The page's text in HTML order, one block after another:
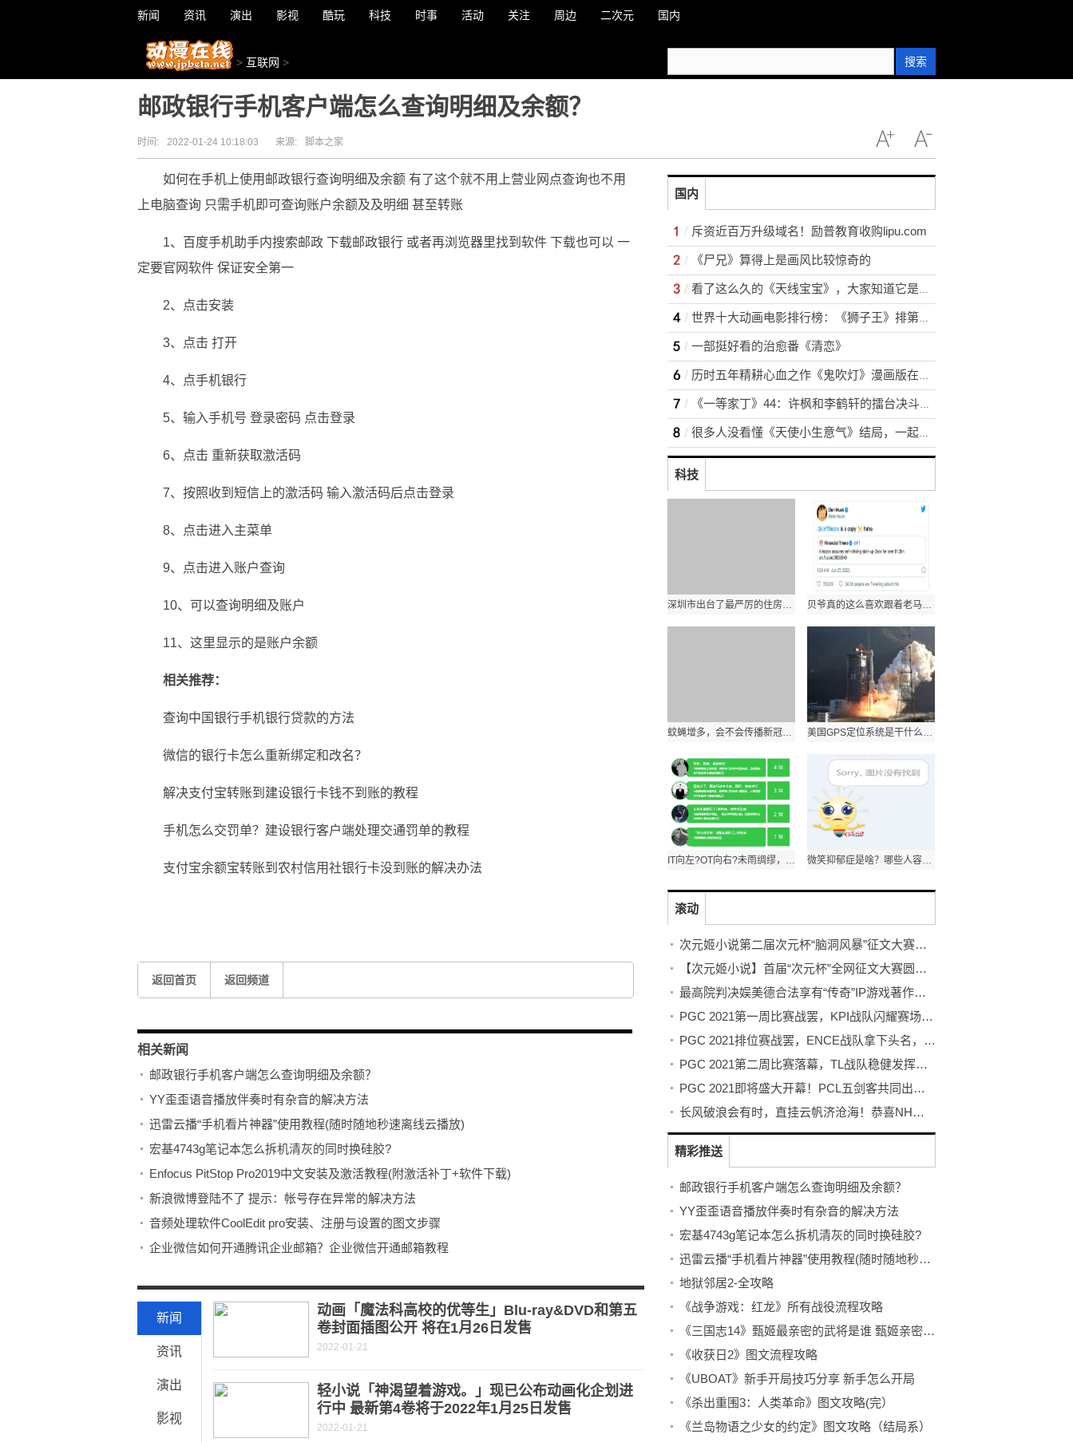
新闻 资讯 演出 影视 酷玩 科技 时事 活动 关注 周边 二次元 国内
> 互联网 > 搜索
邮政银行手机客户端怎么查询明细及余额？
时间: 2022-01-24 10:18:03 来源: 脚本之家
如何在手机上使用邮政银行查询明细及余额 有了这个就不用上营业网点查询也不用
上电脑查询 只需手机即可查询账户余额及及明细 甚至转账
1、百度手机助手内搜索邮政 下载邮政银行 或者再浏览器里找到软件 下载也可以 一
定要官网软件 保证安全第一
2、点击安装
3、点击 打开
4、点手机银行
5、输入手机号 登录密码 点击登录
6、点击 重新获取激活码
7、按照收到短信上的激活码 输入激活码后点击登录
8、点击进入主菜单
9、点击进入账户查询
10、可以查询明细及账户
11、这里显示的是账户余额
相关推荐：
查询中国银行手机银行贷款的方法
微信的银行卡怎么重新绑定和改名？
解决支付宝转账到建设银行卡钱不到账的教程
手机怎么交罚单？建设银行客户端处理交通罚单的教程
支付宝余额宝转账到农村信用社银行卡没到账的解决办法
返回首页 返回频道
相关新闻
邮政银行手机客户端怎么查询明细及余额？
YY歪歪语音播放伴奏时有杂音的解决方法
迅雷云播“手机看片神器”使用教程(随时随地秒速离线云播放)
宏基4743g笔记本怎么拆机清灰的同时换硅胶?
Enfocus PitStop Pro2019中文安装及激活教程(附激活补丁+软件下载)
新浪微博登陆不了 提示：帐号存在异常的解决方法
音频处理软件CoolEdit pro安装、注册与设置的图文步骤
企业微信如何开通腾讯企业邮箱？企业微信开通邮箱教程
新闻
资讯
演出
影视
动画「魔法科高校的优等生」Blu-ray&DVD和第五
卷封面插图公开 将在1月26日发售
2022-01-21
轻小说「神渴望着游戏。」现已公布动画化企划进
行中 最新第4卷将于2022年1月25日发售
2022-01-21
国内
斥资近百万升级域名！励普教育收购lipu.com
《尸兄》算得上是画风比较惊奇的
看了这么久的《天线宝宝》，大家知道它是怎么拍摄的吗?
世界十大动画电影排行榜：《狮子王》排第几？一起来看看吧！
一部挺好看的治愈番《清恋》
历时五年精耕心血之作《鬼吹灯》漫画版在众多读者期待中清新上市!
《一等家丁》44：许枫和李鹤轩的擂台决斗逐渐到了高潮
很多人没看懂《天使小生意气》结局，一起了解一下吧！
科技
深圳市出台了最严厉的住房调控政策，被称为史无前例的“深八条” 贝爷真的这么喜欢跟着老马的脚步走?
蚊蝇增多，会不会传播新冠病毒?一起来听听专家的解答 美国GPS定位系统是干什么的？能干扰我军导弹吗？
IT向左?OT向右?未雨绸缪，强化电网系统的网络安全防护 微笑抑郁症是啥？哪些人容易“中招”？
滚动
次元姬小说第二届次元杯“脑洞风暴”征文大赛进行中！
【次元姬小说】首届“次元杯”全网征文大赛圆满结束
最高院判决娱美德合法享有“传奇”IP游戏著作权 盛趣游戏声明不实
PGC 2021第一周比赛战罢，KPI战队闪耀赛场夺得周冠
PGC 2021排位赛战罢，ENCE战队拿下头名，NH战队位列第三
PGC 2021第二周比赛落幕，TL战队稳健发挥勇夺周冠
PGC 2021即将盛大开幕！PCL五剑客共同出征剑指荣耀！
长风破浪会有时，直挂云帆济沧海！恭喜NH战队荣获PGC2021总冠军！
精彩推送
邮政银行手机客户端怎么查询明细及余额？
YY歪歪语音播放伴奏时有杂音的解决方法
宏基4743g笔记本怎么拆机清灰的同时换硅胶?
迅雷云播“手机看片神器”使用教程(随时随地秒速离线云播放)
地狱邻居2-全攻略
《战争游戏：红龙》所有战役流程攻略
《三国志14》甄姬最亲密的武将是谁 甄姬亲密关系一览
《收获日2》图文流程攻略
《UBOAT》新手开局技巧分享 新手怎么开局
《杀出重围3：人类革命》图文攻略(完）
《兰岛物语之少女的约定》图文攻略（结局系）